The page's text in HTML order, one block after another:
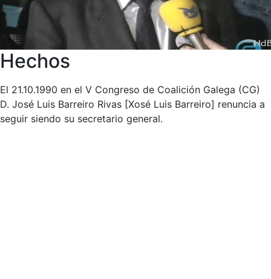
Hechos
El 21.10.1990 en el V Congreso de Coalición Galega (CG)
D. José Luis Barreiro Rivas [Xosé Luis Barreiro] renuncia a
seguir siendo su secretario general.